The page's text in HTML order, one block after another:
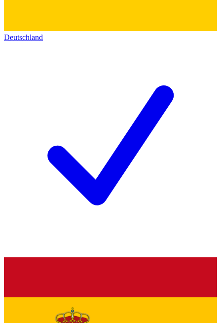
Deutschland